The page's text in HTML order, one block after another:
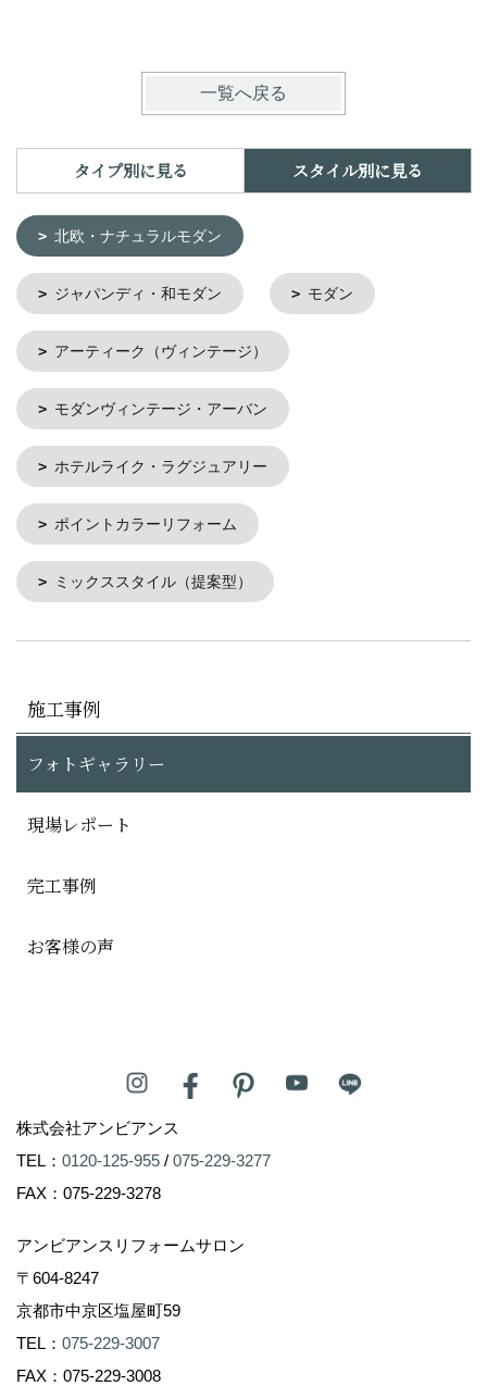
一覧へ戻る
タイプ別に見る スタイル別に見る
北欧・ナチュラルモダン
ジャパンディ・和モダン モダン
アーティーク（ヴィンテージ）
モダンヴィンテージ・アーバン
ホテルライク・ラグジュアリー
ポイントカラーリフォーム
ミックススタイル（提案型）
施工事例
フォトギャラリー
現場レポート
完工事例
お客様の声
株式会社アンビアンス
TEL： 0120-125-955 / 075-229-3277
FAX：075-229-3278
アンビアンスリフォームサロン
〒604-8247
京都市中京区塩屋町59
TEL： 075-229-3007
FAX：075-229-3008